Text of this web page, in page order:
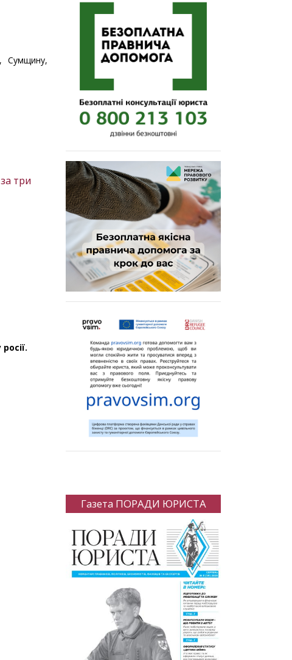
Сумщину,
три
Газета ПОРАДИ ЮРИСТА